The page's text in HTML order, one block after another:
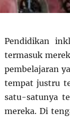
Pendidikan
termasuk
pembelajaran
tempat justru
satu-satunya
mereka. Di